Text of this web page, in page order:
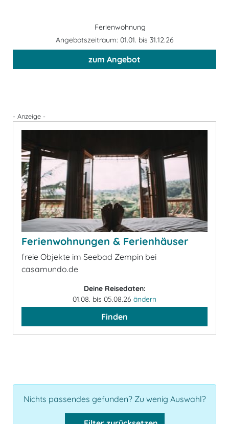
Ferienwohnung
Angebotszeitraum: 01.01. bis 31.12.26
zum Angebot
- Anzeige -
Ferienwohnungen & Ferienhäuser
freie Objekte im Seebad Zempin bei
casamundo.de
Deine Reisedaten:
01.08. bis 05.08.26 ändern
Finden
Nichts passendes gefunden? Zu wenig Auswahl?